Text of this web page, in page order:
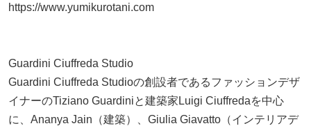
https://www.yumikurotani.com
Guardini Ciuffreda Studio
Guardini Ciuffreda Studioの創設者であるファッションデザ
イナーのTiziano Guardiniと建築家Luigi Ciuffredaを中心
に、Ananya Jain（建築）、Giulia Giavatto（インテリアデ